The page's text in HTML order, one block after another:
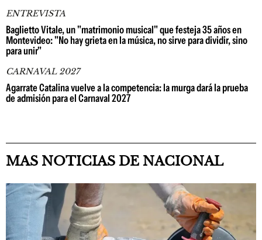
ENTREVISTA
Baglietto Vitale, un "matrimonio musical" que festeja 35 años en
Montevideo: "No hay grieta en la música, no sirve para dividir, sino
para unir"
CARNAVAL 2027
Agarrate Catalina vuelve a la competencia: la murga dará la prueba
de admisión para el Carnaval 2027
MAS NOTICIAS DE NACIONAL